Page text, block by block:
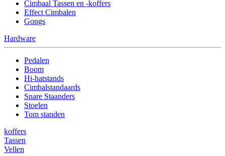
Cimbaal Tassen en -koffers
Effect Cimbalen
Gongs
Hardware
Pedalen
Boom
Hi-hatstands
Cimbalstandaards
Snare Staanders
Stoelen
Tom standen
koffers
Tassen
Vellen